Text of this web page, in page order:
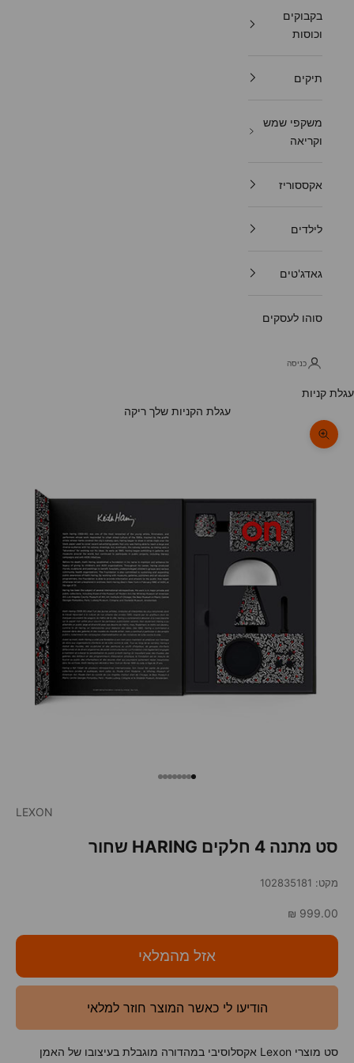
בקבוקים
וכוסות
תיקים
משקפי שמש
וקריאה
אקססוריז
לילדים
גאדג'טים
סוהו לעסקים
כניסה
עגלת קניות
עגלת הקניות שלך ריקה
תקריב
עבור לפריט 1
עבור לפריט 2
עבור לפריט 3
עבור לפריט 4
עבור לפריט 5
עבור לפריט 6
עבור לפריט 7
עבור לפריט 8
LEXON
סט מתנה 4 חלקים HARING שחור
מקט: 102835181
מחיר מבצע
999.00 ₪
אזל מהמלאי
הודיעו לי כאשר המוצר חוזר למלאי
סט מוצרי Lexon אקסלוסיבי במהדורה מוגבלת בעיצובו של האמן